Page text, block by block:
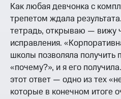
Как любая девчонка с
трепетом ждала
тетрадь, открываю — вижу
исправления.
школы позволяла получить
«почему?», и я его
этот ответ — одно из тех
которые в конечном итоге